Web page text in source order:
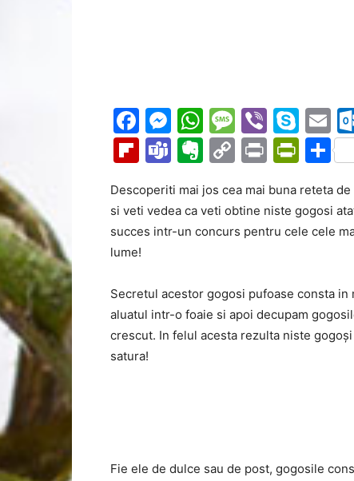
Facebook
Messenger
WhatsApp
Message
Viber
Flipboard
Teams
Evernote
CopyPrint
Descoperiti mai jos cea mai buna reteta de
si veti vedea ca veti obtine niste gogosi
succes intr-un concurs pentru cele cele
lume!
Secretul acestor gogosi pufoase consta
aluatul intr-o foaie si apoi decupam
crescut. In felul acesta rezulta niste
satura!
Fie ele de dulce sau de post, gogosile